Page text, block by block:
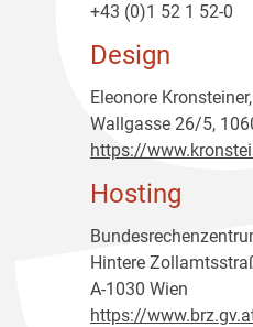
+43 (0)1 52 1 52-0
Design
Eleonore
Wallgasse 26/5,
https://
Hosting
Hintere
A-1030 Wien
https://